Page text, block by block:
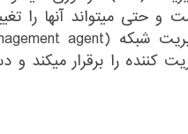
حتی میتواند آنها را
کننده را برقرار میکند و